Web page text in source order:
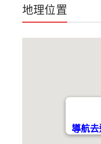
地理位置
導航